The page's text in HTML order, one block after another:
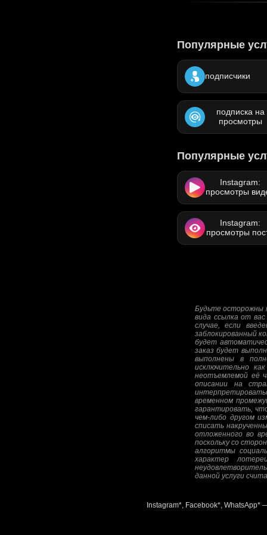
Популярные
подписчики
подписка на
просмотры
Популярные
Instagram:
просмотры
Instagram:
просмотры
Будьте осторожны
вида ссылка от
случае, если
заблокированный
будет
заказ будет
выполнены в
исключительно
неотъемлемой её
описании на
временном
гарантировать,
чем-либо другом
списать
отложенного во
поскольку со
алгоритмы
характер
данной услуги
Instagram*, Facebook*, WhatsApp*